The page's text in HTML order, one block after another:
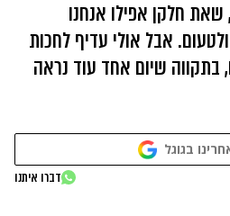
חלקן אפילו אנחנו
אבל אולי עדיף לחכות
שיום אחד עוד נראה
בגוגל
דברו איתנו